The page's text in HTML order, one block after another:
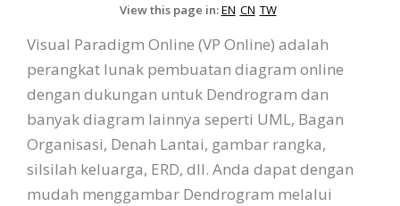
View this page in:EN CN TW
Visual Paradigm Online (VP Online) adalah
perangkat lunak pembuatan diagram online
dengan dukungan untuk Dendrogram dan
banyak diagram lainnya seperti UML, Bagan
Organisasi, Denah Lantai, gambar rangka,
silsilah keluarga, ERD, dll. Anda dapat dengan
mudah menggambar Dendrogram melalui